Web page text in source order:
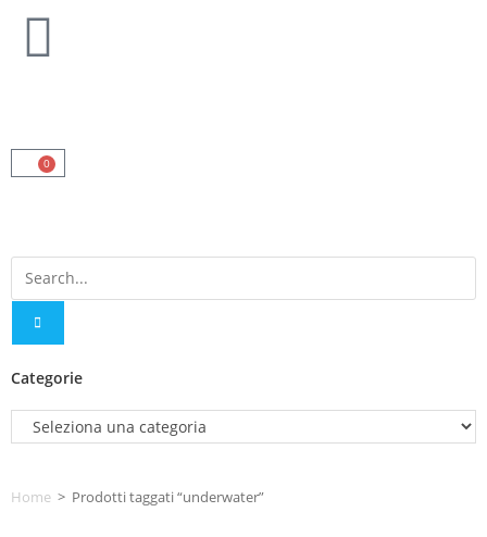
0
Categorie
Home > Prodotti taggati “underwater”